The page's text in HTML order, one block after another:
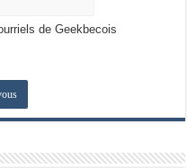
de Geekbecois